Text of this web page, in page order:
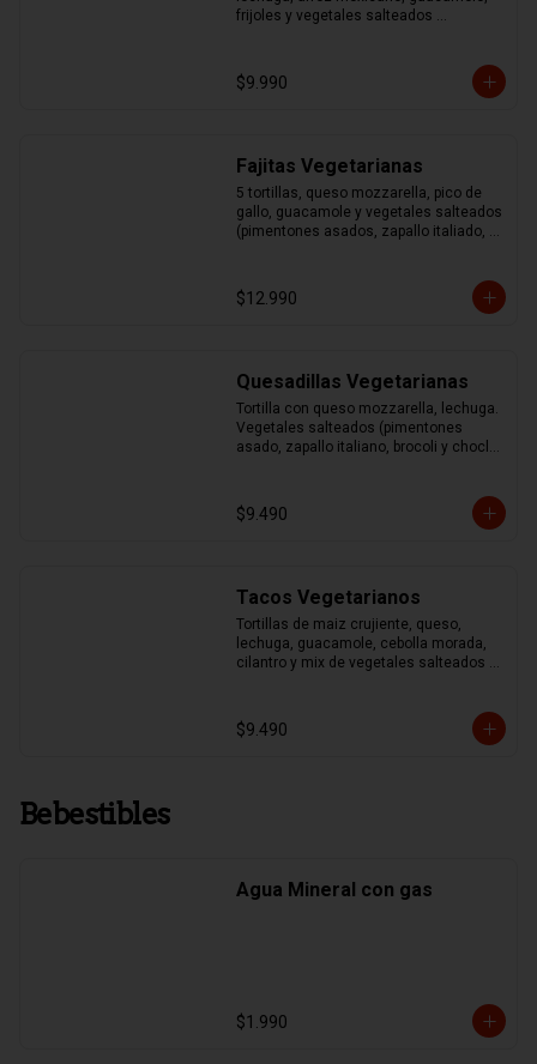
frijoles y vegetales salteados
$9.990
Fajitas Vegetarianas
5 tortillas, queso mozzarella, pico de
gallo, guacamole y vegetales salteados
(pimentones asados, zapallo italiado,
$12.990
Quesadillas Vegetarianas
Tortilla con queso mozzarella, lechuga.
Vegetales salteados (pimentones
asado, zapallo italiano, brocoli y choclo)
$9.490
Tacos Vegetarianos
Tortillas de maiz crujiente, queso,
lechuga, guacamole, cebolla morada,
cilantro y mix de vegetales salteados
$9.490
Bebestibles
Agua Mineral con gas
$1.990